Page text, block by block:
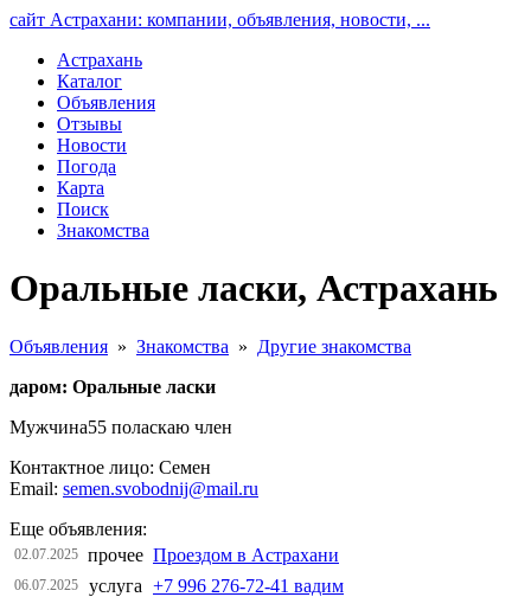
сайт Астрахани: компании, объявления, новости, ...
Астрахань
Каталог
Объявления
Отзывы
Новости
Погода
Карта
Поиск
Знакомства
Оральные ласки, Астрахань
Объявления » Знакомства » Другие знакомства
даром: Оральные ласки
Мужчина55 поласкаю член
Контактное лицо: Семен
Email: semen.svobodnij@mail.ru
Еще объявления:
02.07.2025 прочее Проездом в Астрахани
06.07.2025 услуга +7 996 276-72-41 вадим